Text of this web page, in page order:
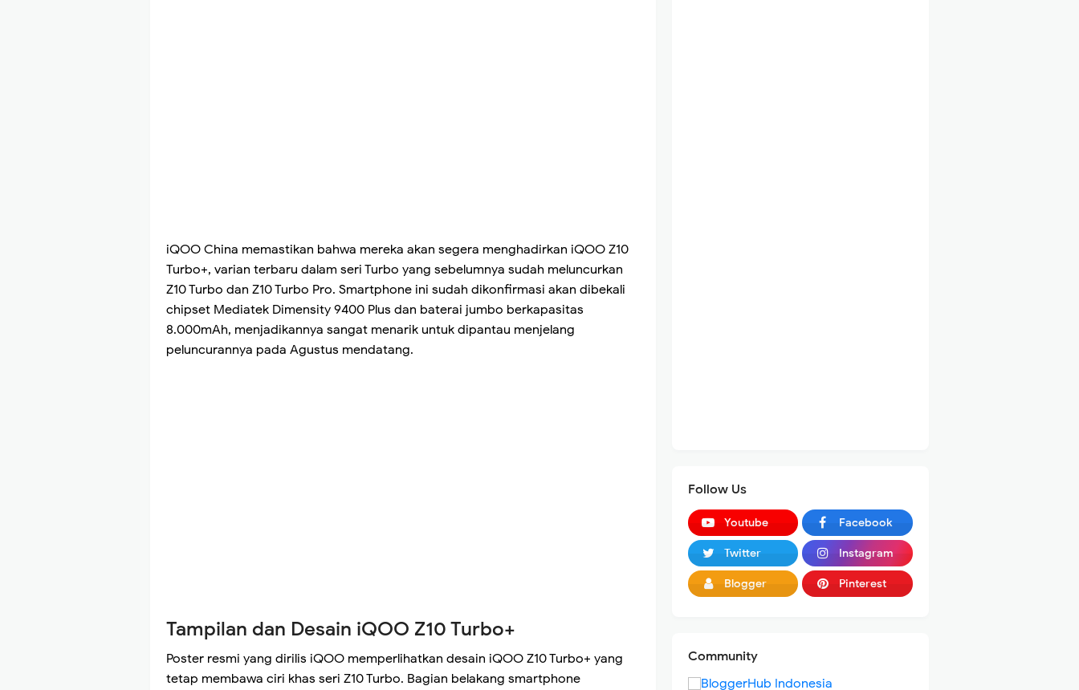
iQOO China memastikan bahwa mereka akan segera menghadirkan iQOO Z10
Turbo+, varian terbaru dalam seri Turbo yang sebelumnya sudah meluncurkan
Z10 Turbo dan Z10 Turbo Pro. Smartphone ini sudah dikonfirmasi akan dibekali
chipset Mediatek Dimensity 9400 Plus dan baterai jumbo berkapasitas
8.000mAh, menjadikannya sangat menarik untuk dipantau menjelang
peluncurannya pada Agustus mendatang.
Tampilan dan Desain iQOO Z10 Turbo+
Poster resmi yang dirilis iQOO memperlihatkan desain iQOO Z10 Turbo+ yang
tetap membawa ciri khas seri Z10 Turbo. Bagian belakang smartphone
Follow Us
Youtube Facebook
Twitter Instagram
Blogger Pinterest
Community